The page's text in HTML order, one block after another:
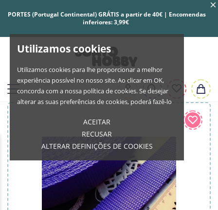
Utilizamos cookies
Utilizamos cookies para lhe proporcionar a melhor
experiência possível no nosso site. Ao clicar em OK,
concorda com a nossa política de cookies. Se desejar
alterar as suas preferências de cookies, poderá fazê-lo
ACEITAR
RECUSAR
ALTERAR DEFINIÇÕES DE COOKIES
PORTES (Portugal Continental) GRÁTIS a partir de 40€ | Encomendas
inferiores: 3,99€